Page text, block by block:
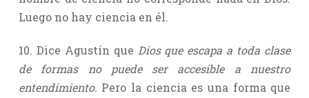
Luego no hay ciencia en él.
10. Dice Agustín que Dios que escapa a toda clase
de formas no puede ser accesible a nuestro
entendimiento. Pero la ciencia es una forma que